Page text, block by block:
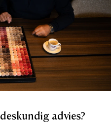
deskundig advies?